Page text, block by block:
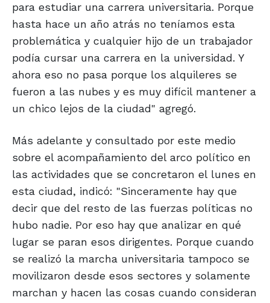
para estudiar una carrera universitaria. Porque
hasta hace un año atrás no teníamos esta
problemática y cualquier hijo de un trabajador
podía cursar una carrera en la universidad. Y
ahora eso no pasa porque los alquileres se
fueron a las nubes y es muy difícil mantener a
un chico lejos de la ciudad" agregó.
Más adelante y consultado por este medio
sobre el acompañamiento del arco político en
las actividades que se concretaron el lunes en
esta ciudad, indicó: "Sinceramente hay que
decir que del resto de las fuerzas políticas no
hubo nadie. Por eso hay que analizar en qué
lugar se paran esos dirigentes. Porque cuando
se realizó la marcha universitaria tampoco se
movilizaron desde esos sectores y solamente
marchan y hacen las cosas cuando consideran